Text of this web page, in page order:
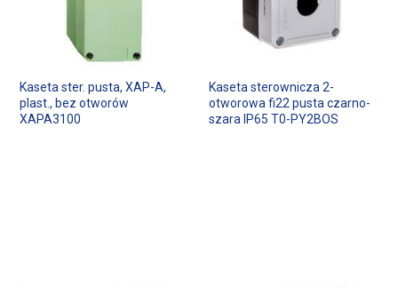
Kaseta ster. pusta, XAP-A,
plast., bez otworów
XAPA3100
Kaseta sterownicza 2-
otworowa fi22 pusta czarno-
szara IP65 T0-PY2BOS